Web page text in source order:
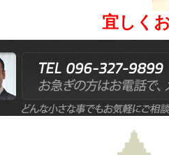
宜しく